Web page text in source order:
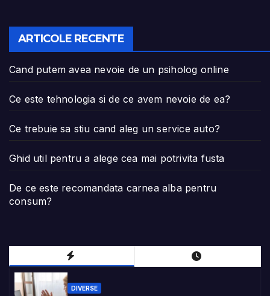
ARTICOLE RECENTE
Cand putem avea nevoie de un psiholog online
Ce este tehnologia si de ce avem nevoie de ea?
Ce trebuie sa stiu cand aleg un service auto?
Ghid util pentru a alege cea mai potrivita fusta
De ce este recomandata carnea alba pentru
consum?
DIVERSE